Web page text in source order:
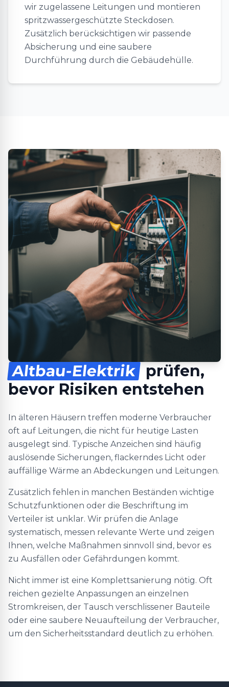
wir zugelassene Leitungen und montieren
spritzwassergeschützte Steckdosen.
Zusätzlich berücksichtigen wir passende
Absicherung und eine saubere
Durchführung durch die Gebäudehülle.
Altbau-Elektrik prüfen,
bevor Risiken entstehen
In älteren Häusern treffen moderne Verbraucher
oft auf Leitungen, die nicht für heutige Lasten
ausgelegt sind. Typische Anzeichen sind häufig
auslösende Sicherungen, flackerndes Licht oder
auffällige Wärme an Abdeckungen und Leitungen.
Zusätzlich fehlen in manchen Beständen wichtige
Schutzfunktionen oder die Beschriftung im
Verteiler ist unklar. Wir prüfen die Anlage
systematisch, messen relevante Werte und zeigen
Ihnen, welche Maßnahmen sinnvoll sind, bevor es
zu Ausfällen oder Gefährdungen kommt.
Nicht immer ist eine Komplettsanierung nötig. Oft
reichen gezielte Anpassungen an einzelnen
Stromkreisen, der Tausch verschlissener Bauteile
oder eine saubere Neuaufteilung der Verbraucher,
um den Sicherheitsstandard deutlich zu erhöhen.